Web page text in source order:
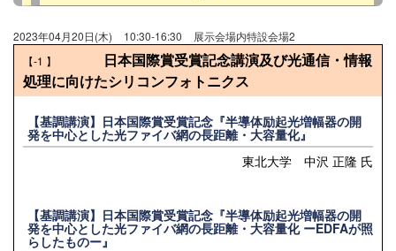
2023年04月20日(木) 10:30-16:30
展示会場内特設会場2
【-1 】
日本国際賞受賞記念講演及び光通信・情報
処理に向けたシリコンフォトニクス
【基調講演】日本国際賞受賞記念『半導体励起光増幅器の開
発を中心とした光ファイバ網の長距離・大容量化』
東北大学 中沢 正隆 氏
【基調講演】日本国際賞受賞記念『半導体励起光増幅器の開
発を中心とした光ファイバ網の長距離・大容量化 ーEDFAが照
らしたものー』